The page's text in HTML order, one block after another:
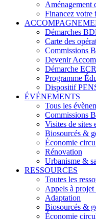
Aménagement
Financez votre
Démarches
Carte des
Commissions
Devenir
Démarche
Programme
Dispositif
ÉVÉNEMENTS
Tous les
Commissions
Visites de sites
Biosourcés &
Économie
Rénovation
Urbanisme &
RESSOURCES
Toutes les
Appels à
Adaptation
Biosourcés &
Économie